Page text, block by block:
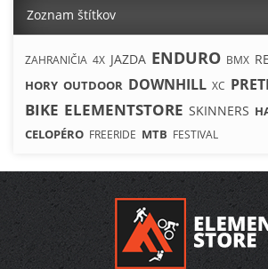
Zoznam štítkov
ZAHRANIČIA 4X JAZDA ENDURO BMX
HORY OUTDOOR DOWNHILL XC
BIKE ELEMENTSTORE SKINNERS
CELOPÉRO FREERIDE MTB FESTIVAL